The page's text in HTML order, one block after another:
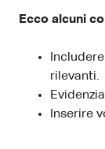
Ecco alcuni
rilevanti.
Inserire